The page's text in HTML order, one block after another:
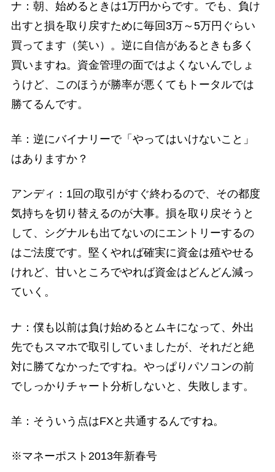
ナ：朝、始めるときは1万円からです。でも、負け
出すと損を取り戻すために毎回3万～5万円ぐらい
買ってます（笑い）。逆に自信があるときも多く
買いますね。資金管理の面ではよくないんでしょ
うけど、このほうが勝率が悪くてもトータルでは
勝てるんです。
羊：逆にバイナリーで「やってはいけないこと」
はありますか？
アンディ：1回の取引がすぐ終わるので、その都度
気持ちを切り替えるのが大事。損を取り戻そうと
して、シグナルも出てないのにエントリーするの
はご法度です。堅くやれば確実に資金は殖やせる
けれど、甘いところでやれば資金はどんどん減っ
ていく。
ナ：僕も以前は負け始めるとムキになって、外出
先でもスマホで取引していましたが、それだと絶
対に勝てなかったですね。やっぱりパソコンの前
でしっかりチャート分析しないと、失敗します。
羊：そういう点はFXと共通するんですね。
※マネーポスト2013年新春号